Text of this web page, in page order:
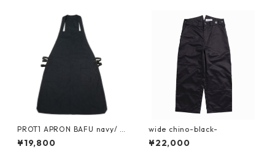
PROT1 APRON BAFU navy/ n
avy/ black
¥19,800
wide chino-black-
¥22,000